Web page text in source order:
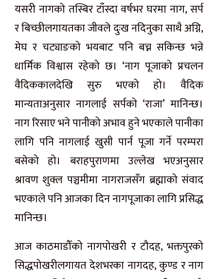
यसरी नागको तस्बिर टाँस्दा वर्षभर घरमा नाग, सर्प
र बिच्छीलगायतका जीवले दुःख नदिनुका साथै अग्नि,
मेघ र चट्याङको भयबाट पनि बच्न सकिन्छ भन्ने
धार्मिक विश्वास रहेको छ। ‘नाग पूजाको प्रचलन
वैदिककालदेखि सुरु भएको हो। वैदिक
मान्यताअनुसार नागलाई सर्पको ‘राजा’ मानिन्छ।
नाग रिसाए भने पानीको अभाव हुने भएकाले पानीका
लागि पनि नागलाई खुसी पार्न पूजा गर्ने परम्परा
बसेको हो। बराहपुराणमा उल्लेख भएअनुसार
श्रावण शुक्ल पञ्चमीमा नागराजसँग ब्रह्माको संवाद
भएकाले पनि आजका दिन नागपूजाका लागि प्रसिद्ध
मानिन्छ।
आज काठमाडौँको नागपोखरी र टौदह, भक्तपुरको
सिद्धपोखरीलगायत देशभरका नागदह, कुण्ड र नाग